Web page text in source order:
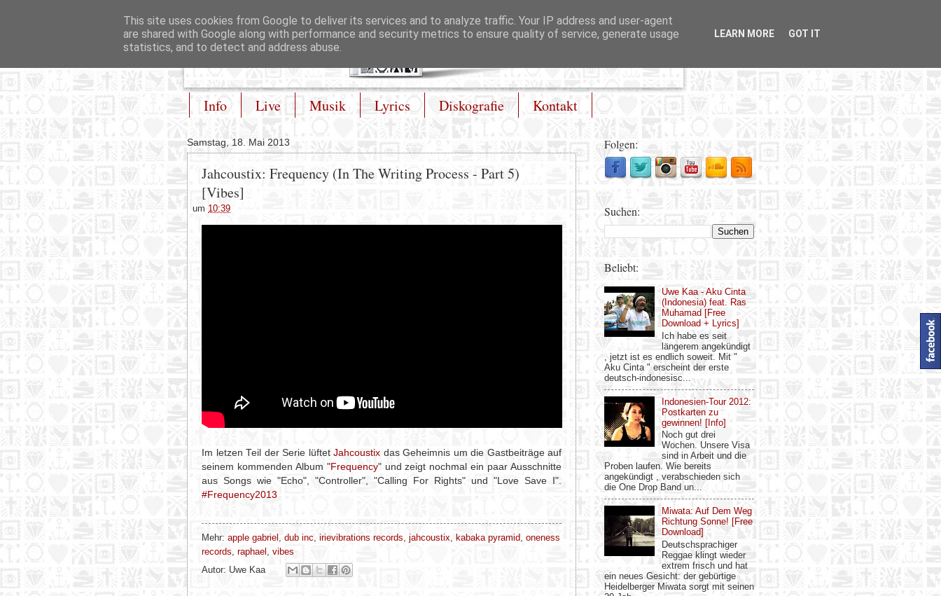
Info Live Musik Lyrics Diskografie Kontakt
Samstag, 18. Mai 2013
Jahcoustix: Frequency (In The Writing Process - Part 5)
[Vibes]
um 10:39
Im letzen Teil der Serie lüftet Jahcoustix das Geheimnis um die Gastbeiträge auf
seinem kommenden Album "Frequency" und zeigt nochmal ein paar Ausschnitte
aus Songs wie "Echo", "Controller", "Calling For Rights" und "Love Save I".
#Frequency2013
Mehr: apple gabriel dub inc irievibrations records jahcoustix kabaka pyramid oneness
records raphael
vibes
Autor: Uwe Kaa
Folgen:
Suchen:
Beliebt:
Uwe Kaa - Aku Cinta
(Indonesia) feat. Ras
Muhamad [Free
Download + Lyrics]
Ich habe es seit
längerem angekündigt
, jetzt ist es endlich soweit. Mit "
Aku Cinta " erscheint der erste
deutsch-indonesisc...
Indonesien-Tour 2012:
Postkarten zu
gewinnen! [Info]
Noch gut drei
Wochen. Unsere Visa
sind in Arbeit und die
Proben laufen. Wie bereits
angekündigt , verabschieden sich
die One Drop Band un...
Miwata: Auf Dem Weg
Richtung Sonne! [Free
Download]
Deutschsprachiger
Reggae klingt wieder
extrem frisch und hat
ein neues Gesicht: der gebürtige
Heidelberger Miwata sorgt mit seinen
This site uses cookies from Google to deliver its services and to analyze traffic. Your IP address and user-agent
are shared with Google along with performance and security metrics to ensure quality of service, generate usage
statistics, and to detect and address abuse.
LEARN MORE GOT IT